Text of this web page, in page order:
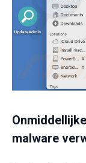
malware